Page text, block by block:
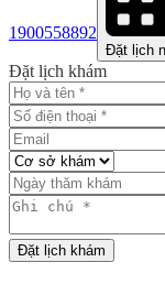
1900558892
Đặt lịch
Đặt lịch khám
Đặt lịch khám